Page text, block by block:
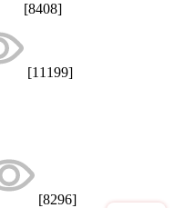
[8408]
[11199]
[8296]